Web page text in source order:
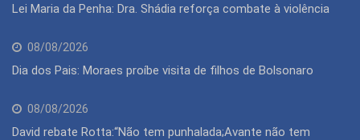
Lei Maria da Penha: Dra. Shádia reforça combate à violência
08/08/2026
Dia dos Pais: Moraes proíbe visita de filhos de Bolsonaro
08/08/2026
David rebate Rotta:“Não tem punhalada;Avante não tem